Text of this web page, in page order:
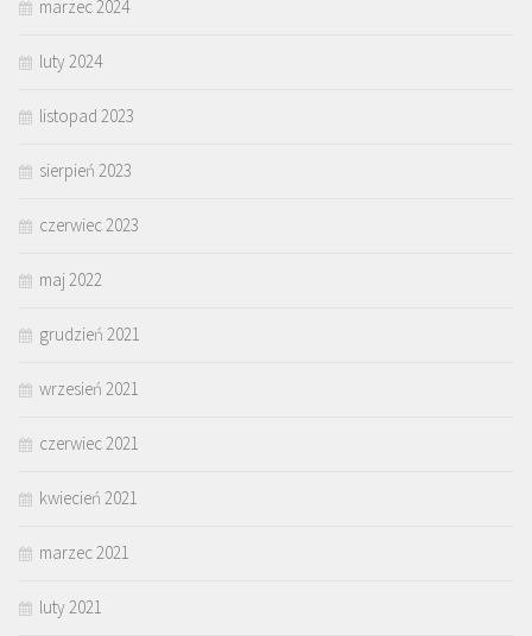
marzec 2024
luty 2024
listopad 2023
sierpień 2023
czerwiec 2023
maj 2022
grudzień 2021
wrzesień 2021
czerwiec 2021
kwiecień 2021
marzec 2021
luty 2021